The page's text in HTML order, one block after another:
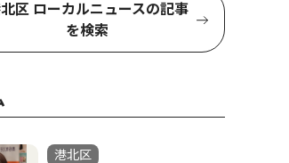
勇気ある声掛けたた
区 ローカルニュースの記事
を検索
港北区